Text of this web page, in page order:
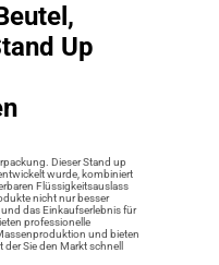
Up
Dieser Stand up
wurde, kombiniert
Flüssigkeitsauslass
nicht nur besser
das Einkaufserlebnis für
professionelle
und bieten
Sie den Markt schnell